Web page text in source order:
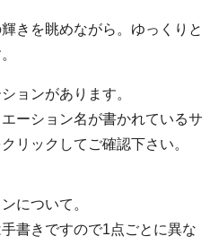
きを眺めながら。ゆっくりと
ョンがあります。
ーション名が書かれているサ
リックしてご確認下さい。
について。
書きですので1点ごとに異な